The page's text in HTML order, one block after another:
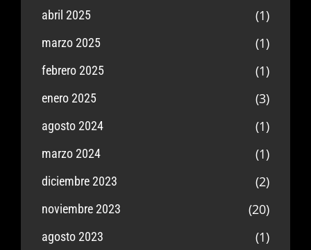
abril 2025 (1)
marzo 2025 (1)
febrero 2025 (1)
enero 2025 (3)
agosto 2024 (1)
marzo 2024 (1)
diciembre 2023 (2)
noviembre 2023 (20)
agosto 2023 (1)